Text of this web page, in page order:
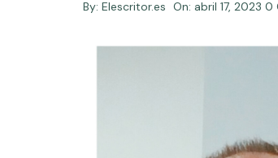
By: Elescritor.es On: abril 17, 2023 0